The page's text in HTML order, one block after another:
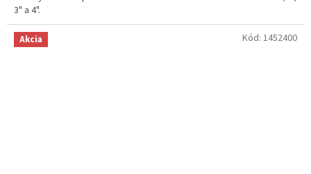
3" a 4".
Akcia Kód: 1452400